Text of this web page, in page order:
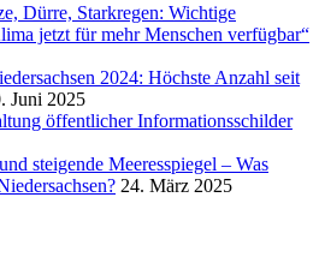
Dürre, Starkregen: Wichtige
jetzt für mehr Menschen verfügbar“
2024: Höchste Anzahl seit
Juni 2025
öffentlicher Informationsschilder
steigende Meeresspiegel – Was
24. März 2025